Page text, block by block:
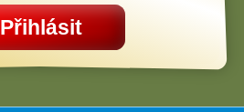
Přihlásit